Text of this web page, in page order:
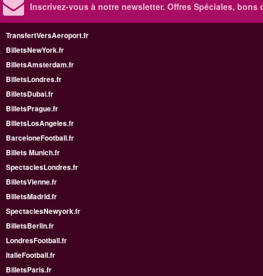
Inscrivez-vous à notre newsletter. Offres Spéciales, bons
TransfertVersAeroport.fr
BilletsNewYork.fr
BilletsAmsterdam.fr
BilletsLondres.fr
BilletsDubai.fr
BilletsPrague.fr
BilletsLosAngeles.fr
BarceloneFootball.fr
Billets Munich.fr
SpectaclesLondres.fr
BilletsVienne.fr
BilletsMadrid.fr
SpectaclesNewyork.fr
BilletsBerlin.fr
LondresFootball.fr
ItalieFootball.fr
BilletsParis.fr